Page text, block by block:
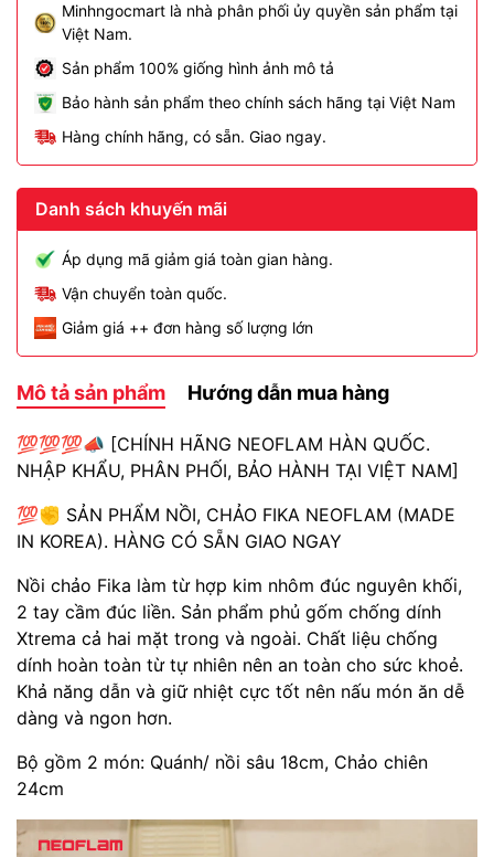
Minhngocmart là nhà phân phối ủy quyền sản phẩm tại
Việt Nam.
Sản phẩm 100% giống hình ảnh mô tả
Bảo hành sản phẩm theo chính sách hãng tại Việt Nam
Hàng chính hãng, có sẵn. Giao ngay.
Danh sách khuyến mãi
Áp dụng mã giảm giá toàn gian hàng.
Vận chuyển toàn quốc.
Giảm giá ++ đơn hàng số lượng lớn
Mô tả sản phẩm Hướng dẫn mua hàng
💯💯💯📣 [CHÍNH HÃNG NEOFLAM HÀN QUỐC.
NHẬP KHẨU, PHÂN PHỐI, BẢO HÀNH TẠI VIỆT NAM]
💯✊ SẢN PHẨM NỒI, CHẢO FIKA NEOFLAM (MADE
IN KOREA). HÀNG CÓ SẴN GIAO NGAY
Nồi chảo Fika làm từ hợp kim nhôm đúc nguyên khối,
2 tay cầm đúc liền. Sản phẩm phủ gốm chống dính
Xtrema cả hai mặt trong và ngoài. Chất liệu chống
dính hoàn toàn từ tự nhiên nên an toàn cho sức khoẻ.
Khả năng dẫn và giữ nhiệt cực tốt nên nấu món ăn dễ
dàng và ngon hơn.
Bộ gồm 2 món: Quánh/ nồi sâu 18cm, Chảo chiên
24cm